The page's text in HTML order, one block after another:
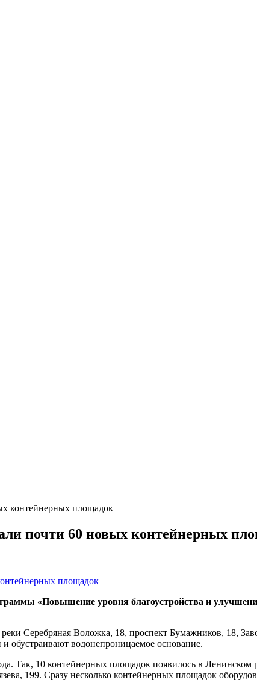
контейнерных площадок
почти 60 новых контейнерных
«Повышение уровня благоустройства и
Серебряная Воложка, 18, проспект Бумажников, 18,
обустраивают водонепроницаемое основание.
Так, 10 контейнерных площадок появилось в
199. Сразу несколько контейнерных площадок